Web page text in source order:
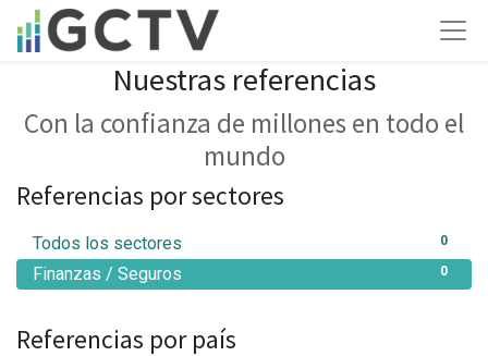
Nuestras referencias
Con la confianza de millones en todo el
mundo
Referencias por sectores
0
Todos los sectores
0
Finanzas / Seguros
Referencias por país